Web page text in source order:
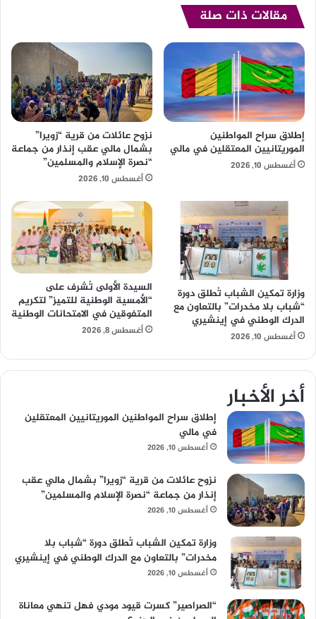
مقالات ذات صلة
إطلاق سراح المواطنين
الموريتانيين المعتقلين في مالي
أغسطس 10, 2026
نزوح عائلات من قرية “زويرا”
بشمال مالي عقب إنذار من جماعة
“نصرة الإسلام والمسلمين”
أغسطس 10, 2026
وزارة تمكين الشباب تُطلق دورة
“شباب بلا مخدرات” بالتعاون مع
الدرك الوطني في إينشيري
أغسطس 10, 2026
السيدة الأولى تُشرف على
“الأمسية الوطنية للتميز” لتكريم
المتفوقين في الامتحانات الوطنية
أغسطس 8, 2026
أخر الأخبار
إطلاق سراح المواطنين الموريتانيين المعتقلين
في مالي
أغسطس 10, 2026
نزوح عائلات من قرية “زويرا” بشمال مالي عقب
إنذار من جماعة “نصرة الإسلام والمسلمين”
أغسطس 10, 2026
وزارة تمكين الشباب تُطلق دورة “شباب بلا
مخدرات” بالتعاون مع الدرك الوطني في إينشيري
أغسطس 10, 2026
“الصراصير” كسرت قيود مودي فهل تنهي معاناة